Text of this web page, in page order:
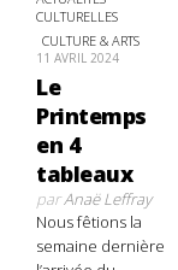
CULTURELLES
CULTURE & ARTS
11 AVRIL 2024
Le
Printemps
en 4
tableaux
parAnaë Leffray
Nous fêtions la
semaine dernière